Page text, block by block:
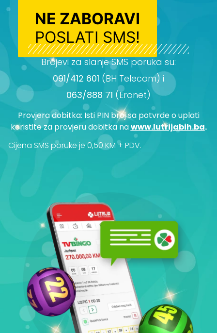
NE ZABORAVI
POSLATI SMS!
Brojevi za slanje SMS poruka su:
091/412 601 (BH Telecom) i
063/888 71 (Eronet)
Provjera dobitka: Isti PIN broj sa potvrde o uplati
koristite za provjeru dobitka nawww.lutrijabih.ba.
Cijena SMS poruke je 0,50 KM + PDV.